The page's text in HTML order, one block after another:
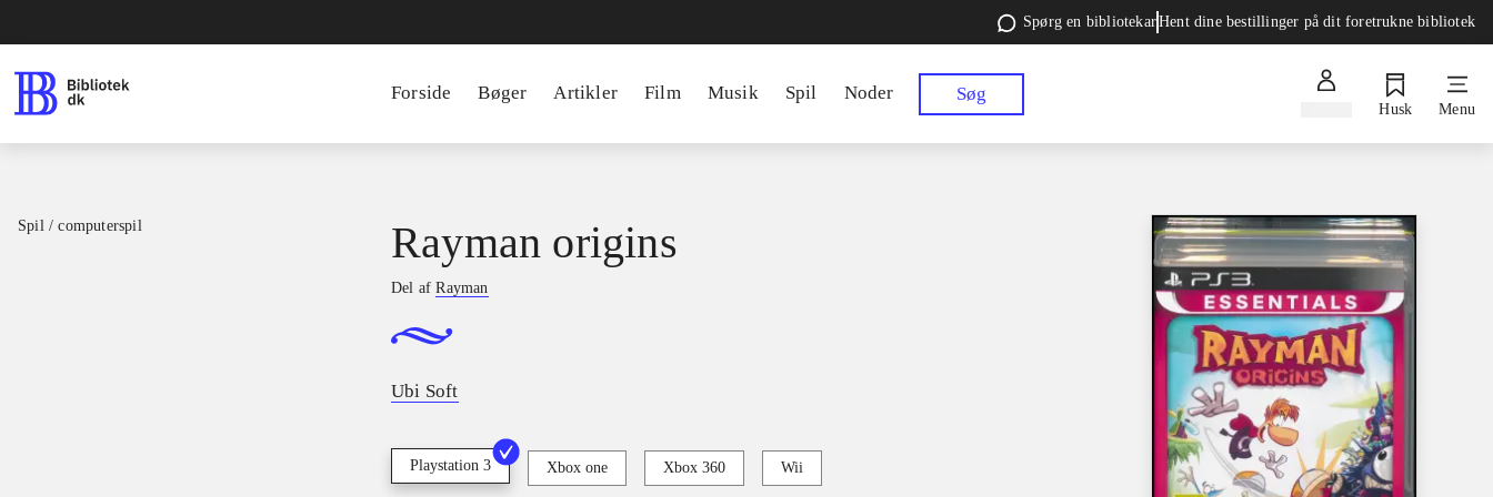
Spørg en bibliotekarHent dine bestillinger på dit foretrukne bibliotek
Forside Bøger Artikler Film Musik Spil Noder Søg
Husk Menu
Spil / computerspil Rayman origins
Del afRayman
Ubi Soft
Playstation 3 Xbox one Xbox 360 Wii